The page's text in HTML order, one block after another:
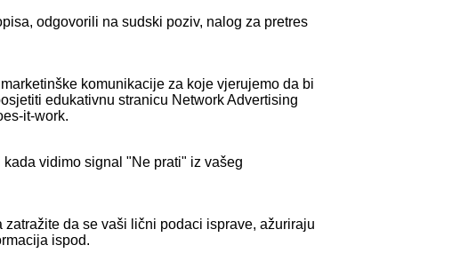
odgovorili na sudski poziv, nalog za pretres
komunikacije za koje vjerujemo da bi
edukativnu stranicu Network Advertising
it-work.
vidimo signal "Ne prati" iz vašeg
da se vaši lični podaci isprave, ažuriraju
ispod.